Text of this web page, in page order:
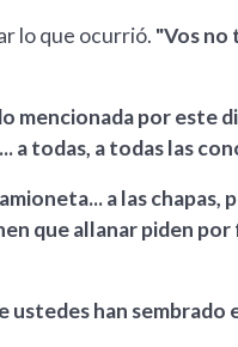
lo que ocurrió. "Vos no
mencionada por este
a todas, a todas las
a las chapas,
que allanar piden
ustedes han